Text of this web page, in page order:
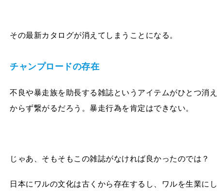
その最新カタログが消えてしまうことになる。
チャンプロードの存在
不良や暴走族を助長する雑誌というアイテムがひとつ消
からず繋がるだろう。暴走行為を肯定はできない。
じゃあ、そもそもこの雑誌がなければ良かったのでは
日本にワルの文化は古くから存在するし、ワルを生業に